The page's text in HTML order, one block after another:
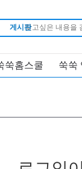
게시판
쑥홈스쿨 쑥쑥